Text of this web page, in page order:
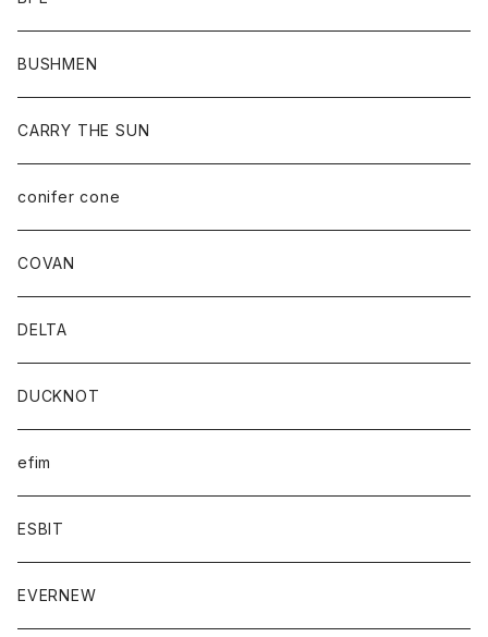
BUSHMEN
CARRY THE SUN
conifer cone
COVAN
DELTA
DUCKNOT
efim
ESBIT
EVERNEW